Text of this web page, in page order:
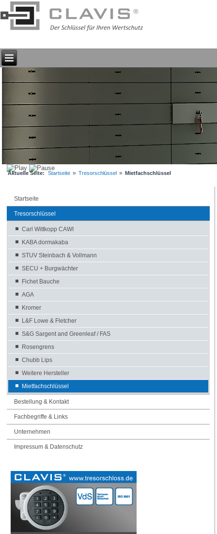
Aktuelle Seite: Startseite » Tresorschlüssel » Mietfachschlüssel
Startseite
Tresorschlüssel
Carl Wittkopp CAWI
KABA dormakaba
STUV Steinbach & Vollmann
SECU + Burgwächter
Fichet Bauche
AGA
Kromer
L&F Lowe & Fletcher
S&G Sargent and Greenleaf / FAS
Rosengrens
Chubb Lips
Weitere Hersteller
Mietfachschlüssel
Bestellung & Kontakt
Fachbegriffe & Links
Unternehmen
Impressum & Datenschutz